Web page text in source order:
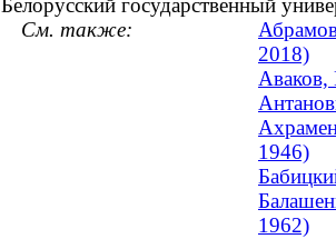
Белорусский государственный
См. также:
2018)
1946)
1962)